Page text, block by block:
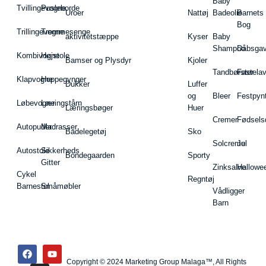
Tvillingevogne
Trillingevogne
Kombivogne
Klapvogne
Løbevogne
Autopuder
Autostole
Cykel
Barnestol
Pusleborde
Tremmesenge
Højstole
Hoppegynger
Læringstårn
Madrasser
Sikkerheds
Gitter
Småmøbler
Uroer
aktivitetstæppe
Bamser og Plysdyr
Dukker
Læringsbøger
Badelegetøj
Bondegaarden
Nattøj
Kyser
Kjoler
Luffer
og
Huer
Sko
Sporty
Regntøj
Badeolie
Baby
Shampoo
Tandbørster
Bleer
Cremer
Solcreme
Zinksalve
Vådligger
Barn
Barnets
Bog
Jul
Copyright © 2024 Marketing Group Malaga™, All Rights